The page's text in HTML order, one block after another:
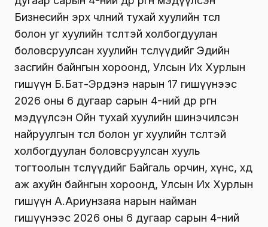
Бизнесийн эрх чөлөөний тухай хуулийн төсөл
болон уг хуулийн төсөлтэй холбогдуулан
боловсруулсан хуулийн төслүүдийг Эдийн
засгийн байнгын хороонд, Улсын Их Хурлын
гишүүн Б.Бат-Эрдэнэ нарын 17 гишүүнээс
2026 оны 6 дугаар сарын 4-ний өдөр өргөн
мэдүүлсэн Ойн тухай хуулийн шинэчилсэн
найруулгын төсөл болон уг хуулийн төсөлтэй
холбогдуулан боловсруулсан хууль
тогтоолын төслүүдийг Байгаль орчин, хүнс, хөдөө
аж ахуйн байнгын хороонд, Улсын Их Хурлын
гишүүн А.Ариунзаяа нарын найман
гишүүнээс 2026 оны 6 дугаар сарын 4-ний